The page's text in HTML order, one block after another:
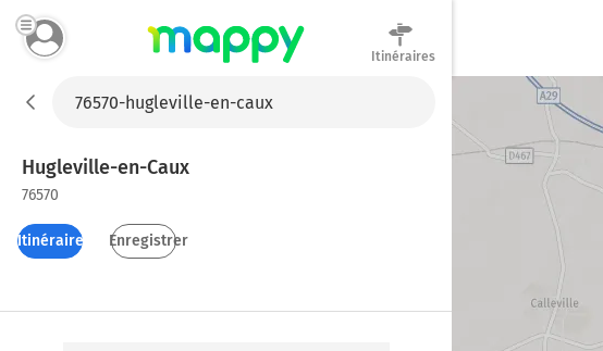
Itinéraires
Hugleville-en-Caux
76570
Itinéraires Enregistrer